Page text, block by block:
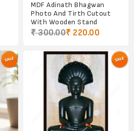
MDF Adinath Bhagwan
Photo And Tirth Cutout
With Wooden Stand
₹ 300.00₹ 220.00